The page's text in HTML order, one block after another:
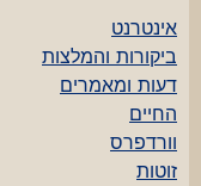
אינטרנט
ביקורות והמלצות
דעות ומאמרים
החיים
וורדפרס
זוטות